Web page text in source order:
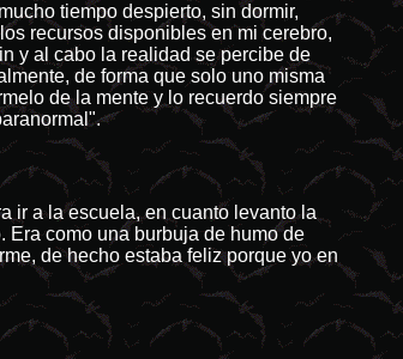
tiempo despierto, sin dormir,
recursos disponibles en mi cerebro,
y al cabo la realidad se percibe de
de forma que solo uno misma
de la mente y lo recuerdo siempre
ir a la escuela, en cuanto levanto la
Era como una burbuja de humo de
de hecho estaba feliz porque yo en